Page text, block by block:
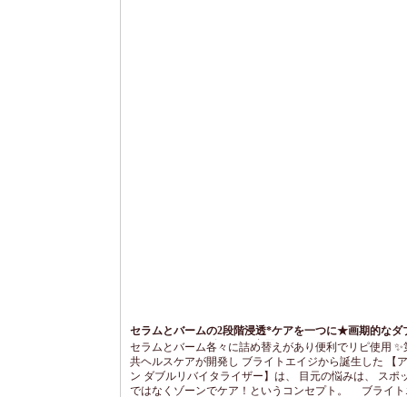
セラムとバームの2段階浸透*ケアを一つに★画期的なダ
ドのスティック型”２in1”容器★
セラムとバーム各々に詰め替えがあり便利でリピ使用 ✨
共ヘルスケアが開発し ブライトエイジから誕生した 【
ン ダブルリバイタライザー】は、 目元の悩みは、 スポ
ではなくゾーンでケア！というコンセプト。 ブライト